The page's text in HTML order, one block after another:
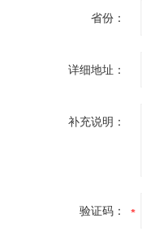
省份：
详细地址：
补充说明：
验证码：